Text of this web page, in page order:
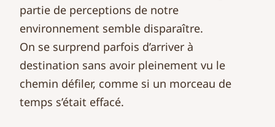
partie de perceptions de notre
environnement semble disparaître.
On se surprend parfois d’arriver à
destination sans avoir pleinement vu le
chemin défiler, comme si un morceau de
temps s’était effacé.